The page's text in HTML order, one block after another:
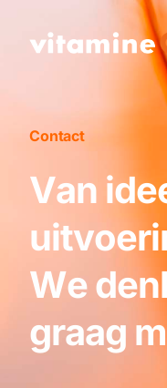
Contact
Van ide
uitvoeri
Weden
graag m